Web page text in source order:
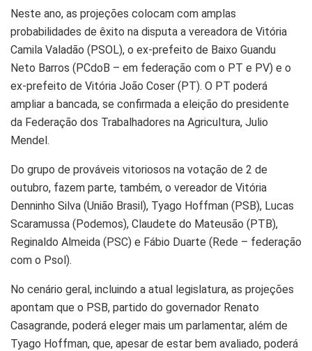
Neste ano, as projeções colocam com amplas
probabilidades de êxito na disputa a vereadora de Vitória
Camila Valadão (PSOL), o ex-prefeito de Baixo Guandu
Neto Barros (PCdoB – em federação com o PT e PV) e o
ex-prefeito de Vitória João Coser (PT). O PT poderá
ampliar a bancada, se confirmada a eleição do presidente
da Federação dos Trabalhadores na Agricultura, Julio
Mendel.
Do grupo de prováveis vitoriosos na votação de 2 de
outubro, fazem parte, também, o vereador de Vitória
Denninho Silva (União Brasil), Tyago Hoffman (PSB), Lucas
Scaramussa (Podemos), Claudete do Mateusão (PTB),
Reginaldo Almeida (PSC) e Fábio Duarte (Rede – federação
com o Psol).
No cenário geral, incluindo a atual legislatura, as projeções
apontam que o PSB, partido do governador Renato
Casagrande, poderá eleger mais um parlamentar, além de
Tyago Hoffman, que, apesar de estar bem avaliado, poderá